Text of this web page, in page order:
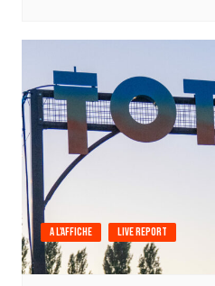
A l'affiche Live report